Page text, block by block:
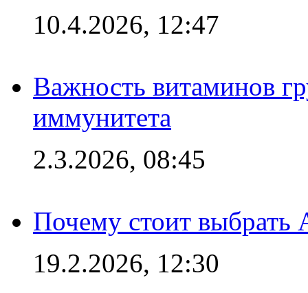
10.4.2026, 12:47
Важность витаминов
иммунитета
2.3.2026, 08:45
Почему стоит выбрать
19.2.2026, 12:30